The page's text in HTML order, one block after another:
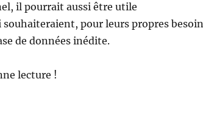
il pourrait aussi être utile
pour leurs propres
de données inédite.
lecture !